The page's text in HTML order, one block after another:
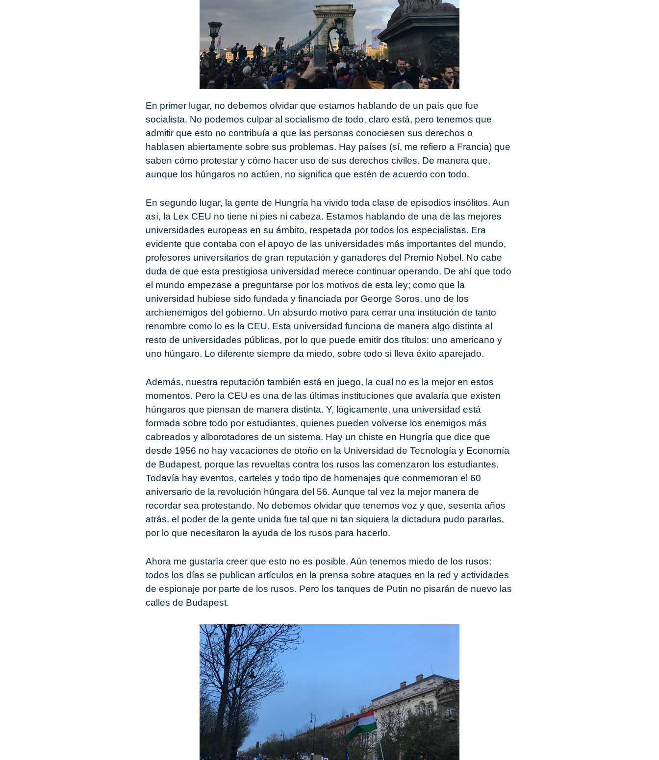
En primer lugar, no debemos olvidar que estamos hablando de un país que fue
socialista. No podemos culpar al socialismo de todo, claro está, pero tenemos que
admitir que esto no contribuía a que las personas conociesen sus derechos o
hablasen abiertamente sobre sus problemas. Hay países (sí, me refiero a Francia) que
saben cómo protestar y cómo hacer uso de sus derechos civiles. De manera que,
aunque los húngaros no actúen, no significa que estén de acuerdo con todo.
En segundo lugar, la gente de Hungría ha vivido toda clase de episodios insólitos. Aun
así, la Lex CEU no tiene ni pies ni cabeza. Estamos hablando de una de las mejores
universidades europeas en su ámbito, respetada por todos los especialistas. Era
evidente que contaba con el apoyo de las universidades más importantes del mundo,
profesores universitarios de gran reputación y ganadores del Premio Nobel. No cabe
duda de que esta prestigiosa universidad merece continuar operando. De ahí que todo
el mundo empezase a preguntarse por los motivos de esta ley; como que la
universidad hubiese sido fundada y financiada por George Soros, uno de los
archienemigos del gobierno. Un absurdo motivo para cerrar una institución de tanto
renombre como lo es la CEU. Esta universidad funciona de manera algo distinta al
resto de universidades públicas, por lo que puede emitir dos títulos: uno americano y
uno húngaro. Lo diferente siempre da miedo, sobre todo si lleva éxito aparejado.
Además, nuestra reputación también está en juego, la cual no es la mejor en estos
momentos. Pero la CEU es una de las últimas instituciones que avalaría que existen
húngaros que piensan de manera distinta. Y, lógicamente, una universidad está
formada sobre todo por estudiantes, quienes pueden volverse los enemigos más
cabreados y alborotadores de un sistema. Hay un chiste en Hungría que dice que
desde 1956 no hay vacaciones de otoño en la Universidad de Tecnología y Economía
de Budapest, porque las revueltas contra los rusos las comenzaron los estudiantes.
Todavía hay eventos, carteles y todo tipo de homenajes que conmemoran el 60
aniversario de la revolución húngara del 56. Aunque tal vez la mejor manera de
recordar sea protestando. No debemos olvidar que tenemos voz y que, sesenta años
atrás, el poder de la gente unida fue tal que ni tan siquiera la dictadura pudo pararlas,
por lo que necesitaron la ayuda de los rusos para hacerlo.
Ahora me gustaría creer que esto no es posible. Aún tenemos miedo de los rusos;
todos los días se publican artículos en la prensa sobre ataques en la red y actividades
de espionaje por parte de los rusos. Pero los tanques de Putin no pisarán de nuevo las
calles de Budapest.